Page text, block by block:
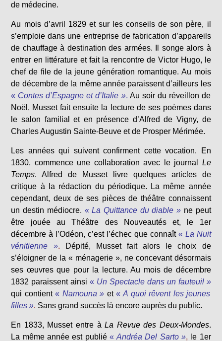
de médecine.
Au mois d’avril 1829 et sur les conseils de son père, il
s’emploie dans une entreprise de fabrication d’appareils
de chauffage à destination des armées. Il songe alors à
entrer en littérature et fait la rencontre de Victor Hugo, le
chef de file de la jeune génération romantique. Au mois
de décembre de la même année paraissent d’ailleurs les
« Contes d’Espagne et d’Italie ». Au soir du réveillon de
Noël, Musset fait ensuite la lecture de ses poèmes dans
le salon familial et en présence d’Alfred de Vigny, de
Charles Augustin Sainte-Beuve et de Prosper Mérimée.
Les années qui suivent confirment cette vocation. En
1830, commence une collaboration avec le journal Le
Temps. Alfred de Musset livre quelques articles de
critique à la rédaction du périodique. La même année
cependant, deux de ses pièces de théâtre connaissent
un destin médiocre. «La Quittance du diable » ne peut
être jouée au Théâtre des Nouveautés et, le 1er
décembre à l’Odéon, c’est l’échec que connaît « La Nuit
vénitienne ».
Dépité, Musset fait alors le choix de
s’éloigner de la « ménagerie », ne concevant désormais
ses œuvres que pour la lecture. Au mois de décembre
1832 paraissent ainsi « Un Spectacle dans un fauteuil »
qui contient « Namouna » et «A quoi rêvent les jeunes
filles ». Sans grand succès là encore auprès du public.
En 1833, Musset entre àLa Revue des Deux-Mondes.
La même année est publié«Andréa Del Sarto », le 1er